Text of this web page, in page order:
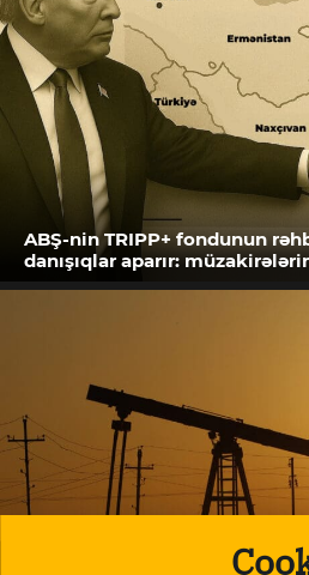
ABŞ-nin TRIPP+ fondunun
danışıqlar aparır: